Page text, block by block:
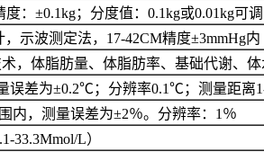
：±0.1kg；分度值：0.1kg或0.01kg可调
示波测定法，17-42CM精度±3mmHg内
，体脂肪量、体脂肪率、基础代谢、
误差为±0.2℃；分辨率0.1℃；测量距离
内，测量误差为±2％。分辨率：1％
33.3Mmol/L）